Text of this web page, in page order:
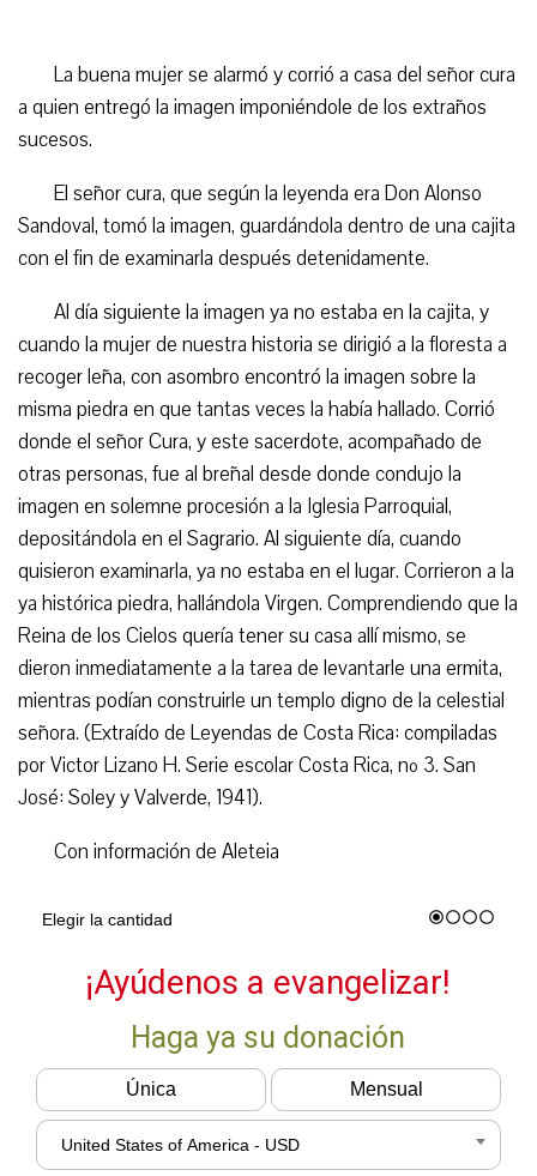
La buena mujer se alarmó y corrió a casa del señor cura
a quien entregó la imagen imponiéndole de los extraños
sucesos.
El señor cura, que según la leyenda era Don Alonso
Sandoval, tomó la imagen, guardándola dentro de una cajita
con el fin de examinarla después detenidamente.
Al día siguiente la imagen ya no estaba en la cajita, y
cuando la mujer de nuestra historia se dirigió a la floresta a
recoger leña, con asombro encontró la imagen sobre la
misma piedra en que tantas veces la había hallado. Corrió
donde el señor Cura, y este sacerdote, acompañado de
otras personas, fue al breñal desde donde condujo la
imagen en solemne procesión a la Iglesia Parroquial,
depositándola en el Sagrario. Al siguiente día, cuando
quisieron examinarla, ya no estaba en el lugar. Corrieron a la
ya histórica piedra, hallándola Virgen. Comprendiendo que la
Reina de los Cielos quería tener su casa allí mismo, se
dieron inmediatamente a la tarea de levantarle una ermita,
mientras podían construirle un templo digno de la celestial
señora. (Extraído de Leyendas de Costa Rica: compiladas
por Victor Lizano H. Serie escolar Costa Rica, nº 3. San
José: Soley y Valverde, 1941).
Con información de Aleteia